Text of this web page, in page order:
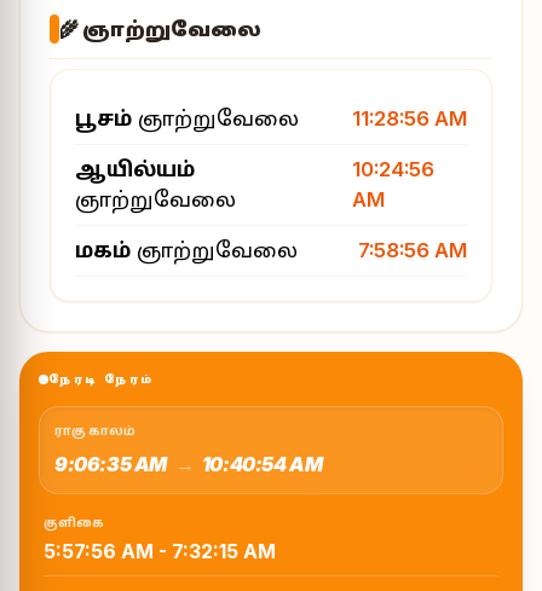
🌾 ஞாற்றுவேலை
பூசம் ஞாற்றுவேலை 11:28:56 AM
ஆயில்யம்
ஞாற்றுவேலை
10:24:56
AM
மகம் ஞாற்றுவேலை 7:58:56 AM
நேரடி நேரம்
ராகு காலம்
9:06:35 AM → 10:40:54 AM
குளிகை
5:57:56 AM - 7:32:15 AM